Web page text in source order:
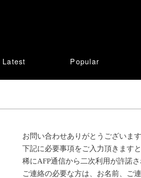
Latest Popular
お問い合わせありがとうございます
下記に必要事項をご入力頂きます
稀にAFP通信から二次利用が許諾
ご連絡の必要な方は、お名前、ご